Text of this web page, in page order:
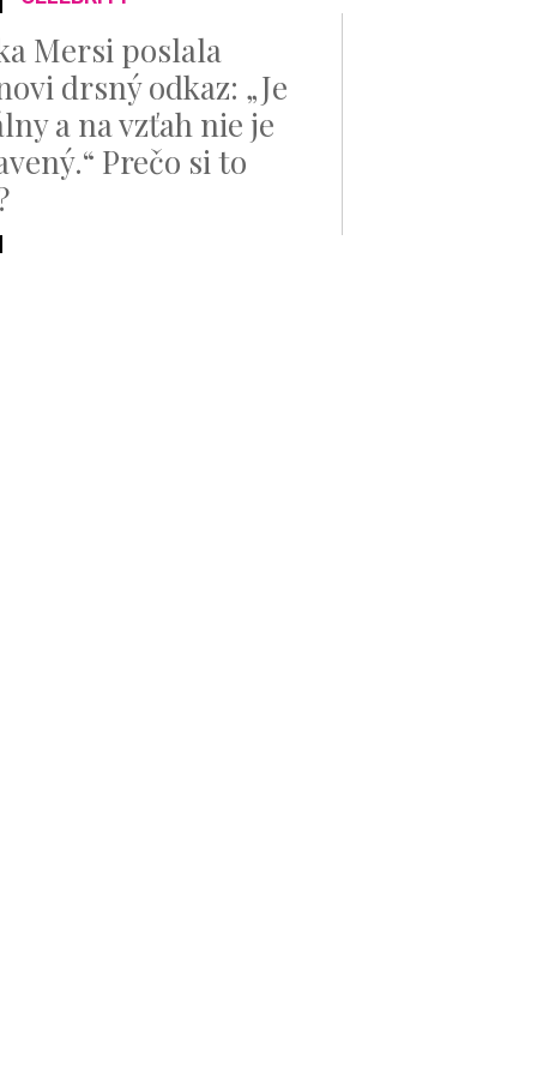
Mersi poslala
drsný odkaz: „Je
a na vzťah nie je
Prečo si to